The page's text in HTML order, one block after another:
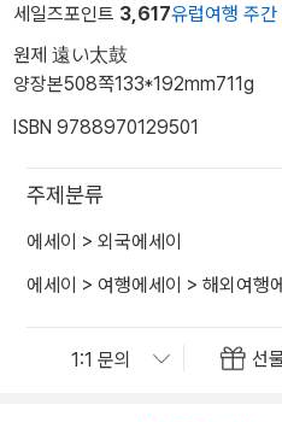
세일즈포인트 3,617유럽여행 주
원제 遠い太鼓
양장본508쪽133*192mm711g
ISBN 9788970129501
주제분류
에세이 > 외국에세이
에세이 > 여행에세이 > 해외여행
선